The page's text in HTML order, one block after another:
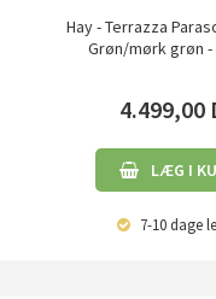
Hay - Terrazza
Grøn/mørk grøn
4.499,00
LÆG I
7-10 dage